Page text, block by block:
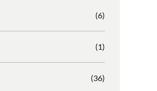
(6)
(1)
(36)